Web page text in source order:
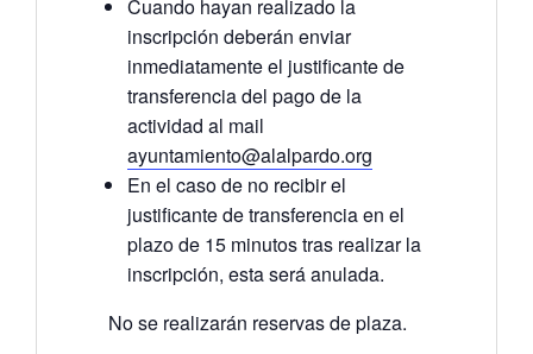
Cuando hayan realizado la
inscripción deberán enviar
inmediatamente el justificante de
transferencia del pago de la
actividad al mail
ayuntamiento@alalpardo.org
En el caso de no recibir el
justificante de transferencia en el
plazo de 15 minutos tras realizar la
inscripción, esta será anulada.
No se realizarán reservas de plaza.